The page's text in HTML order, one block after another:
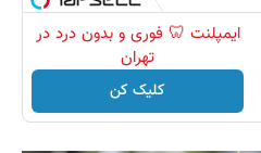
ایمپلنت 🦷 فوری و بدون درد در
تهران
کلیک کن